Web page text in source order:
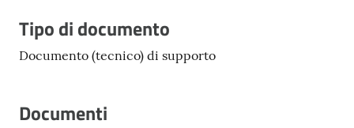
Tipo di documento
Documento (tecnico) di supporto
Documenti